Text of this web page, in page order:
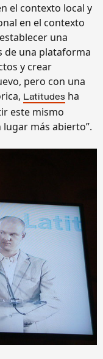
el contexto local y
en el contexto
una
de una plataforma
y crear
pero con una
Latitudes ha
este mismo
más abierto”.